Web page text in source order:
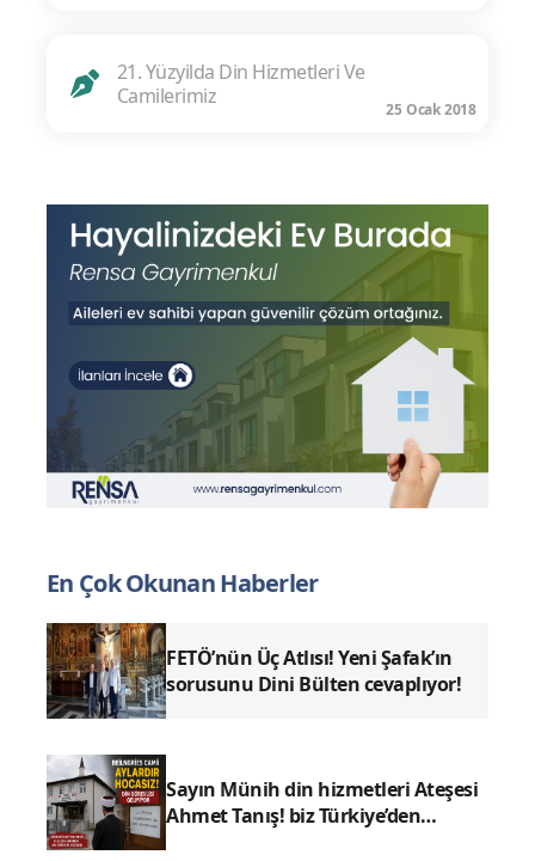
21. Yüzyilda Din Hizmetleri Ve
Camilerimiz
25 Ocak 2018
En Çok Okunan Haberler
FETÖ’nün Üç Atlısı! Yeni Şafak’ın
sorusunu Dini Bülten cevaplıyor!
Sayın Münih din hizmetleri Ateşesi
Ahmet Tanış! biz Türkiye’den